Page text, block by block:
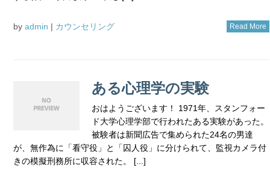
by admin | カウンセリング Read More
ある心理学の実験
おはようございます！ 1971年、スタンフォー
ド大学心理学部で行われたある実験があった。
被験者は新聞広告で集められた24名の男達
が、無作為に「看守役」と「囚人役」に分けられて、監視カメラ付
きの模擬刑務所に収容された。 [...]